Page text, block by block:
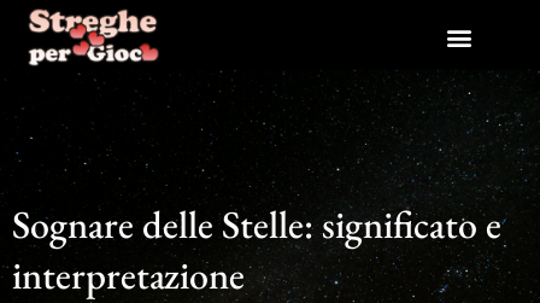
contenuto
Sognare delle Stelle: significato e
interpretazione